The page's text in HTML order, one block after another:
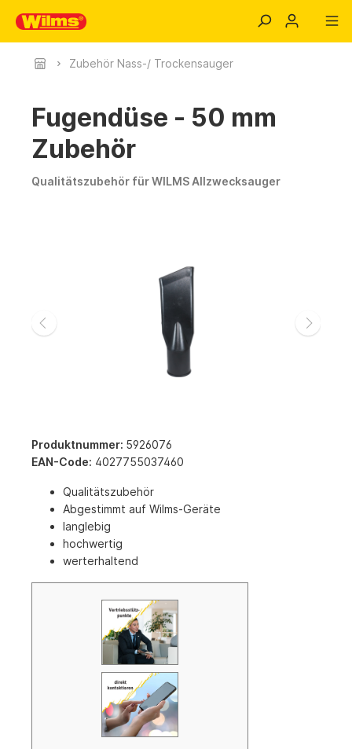
Zubehör Nass-/ Trockensauger
Fugendüse - 50 mm
Zubehör
Qualitätszubehör für WILMS Allzwecksauger
Produktnummer: 5926076
EAN-Code: 4027755037460
Qualitätszubehör
Abgestimmt auf Wilms-Geräte
langlebig
hochwertig
werterhaltend